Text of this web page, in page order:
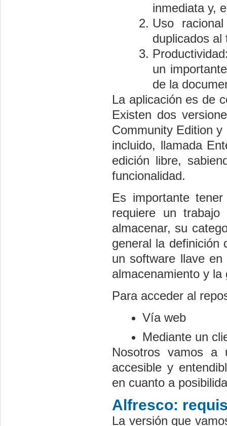
inmediata y,
Uso
duplicados al
un
de la
La aplicación es de
Existen dos
Community Edition
incluido, llamada
edición libre,
funcionalidad.
Es importante
requiere un
almacenar, su
general la definición
un software llave
almacenamiento y
Para acceder al
Vía web
Mediante un
Nosotros vamos
accesible y
en cuanto a
Alfresco:
La versión que